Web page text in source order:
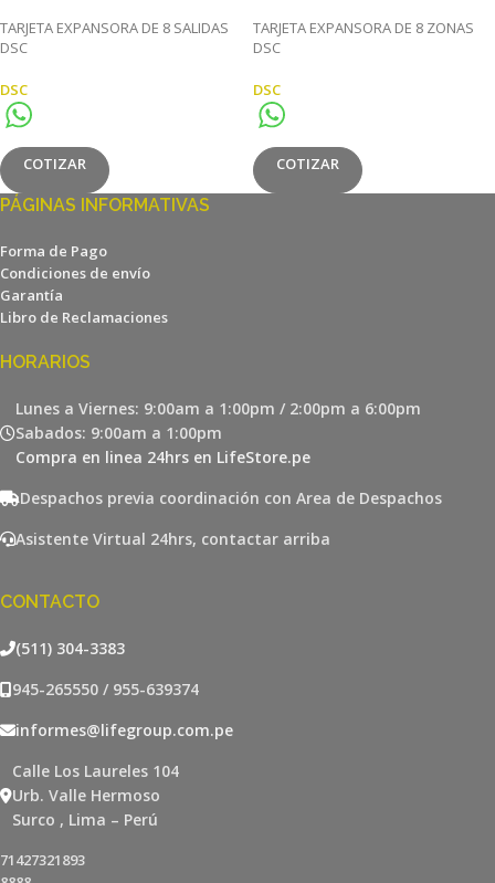
TARJETA EXPANSORA DE 8 SALIDAS
DSC
DSC
COTIZAR
TARJETA EXPANSORA DE 8 ZONAS
DSC
DSC
COTIZAR
PÁGINAS INFORMATIVAS
Forma de Pago
Condiciones de envío
Garantía
Libro de Reclamaciones
HORARIOS
Lunes a Viernes: 9:00am a 1:00pm / 2:00pm a 6:00pm
Sabados: 9:00am a 1:00pm
Compra en linea 24hrs en LifeStore.pe
Despachos previa coordinación con Area de Despachos
Asistente Virtual 24hrs, contactar arriba
CONTACTO
(511) 304-3383
945-265550 / 955-639374
informes@lifegroup.com.pe
Calle Los Laureles 104
Urb. Valle Hermoso
Surco , Lima – Perú
71427321893